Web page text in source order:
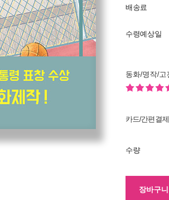
배송료
수령예상일
동화/명작/고
카드/간편결
수량
장바구